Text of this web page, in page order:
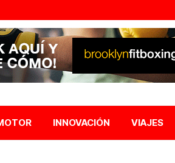
INNOVACIÓN VIAJES